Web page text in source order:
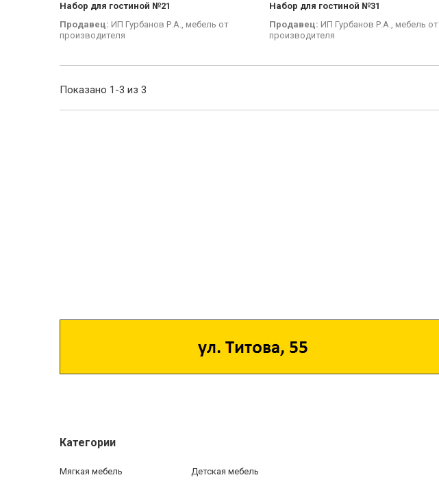
Набор для гостиной №21
Продавец: ИП Гурбанов Р.А., мебель от
производителя
Набор для гостиной №31
Продавец: ИП Гурбанов Р.А., мебель от
производителя
Показано 1-3 из 3
Категории
Мягкая мебель
Детская мебель